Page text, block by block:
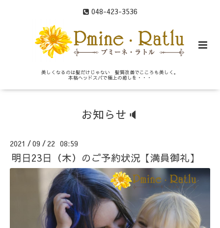
048-423-3536
美しくなるのは髪だけじゃない 髪質改善でこころも美しく。
本格ヘッドスパで極上の癒しを・・・
お知らせ🔈
2021 /09 / 22 08:59
明日23日（木）のご予約状況【満員御礼】